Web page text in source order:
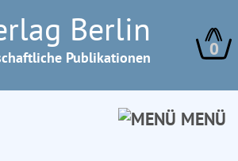
Berlin
Publikationen 0
MENÜ